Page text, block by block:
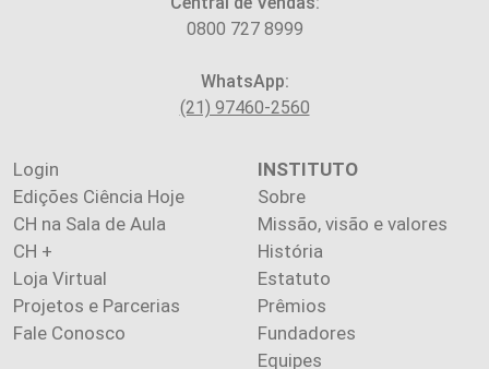
0800 727 8999
WhatsApp:
(21) 97460-2560
Login
Edições Ciência Hoje
CH na Sala de Aula
CH +
Loja Virtual
Projetos e Parcerias
Fale Conosco
INSTITUTO
Sobre
Missão, visão e valores
História
Estatuto
Prêmios
Fundadores
Equipes